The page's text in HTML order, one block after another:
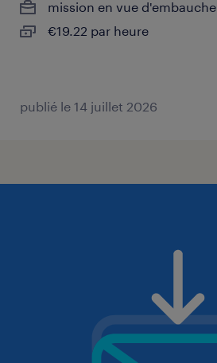
mission en vue d'embauche
€19.22 par heure
publié le 14 juillet 2026